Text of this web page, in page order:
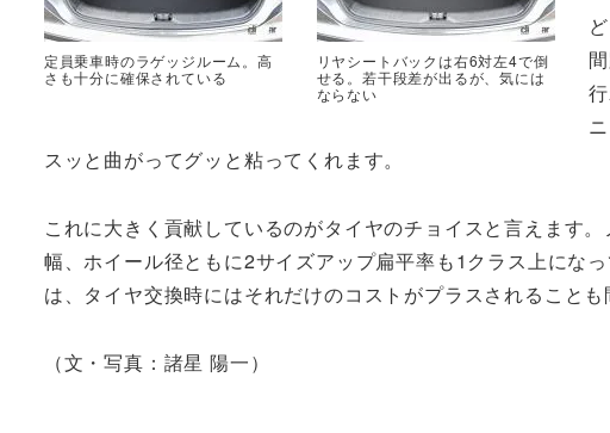
定員乗車時のラゲッジルーム。高
さも十分に確保されている
リヤシートバックは右6対左4で倒
せる。若干段差が出るが、気には
ならない
スッと曲がってグッと粘ってくれます。
これに大きく貢献しているのがタイヤのチョイスと言えます
幅、ホイール径ともに2サイズアップ扁平率も1クラス上にな
は、タイヤ交換時にはそれだけのコストがプラスされることも
（文・写真：諸星 陽一）